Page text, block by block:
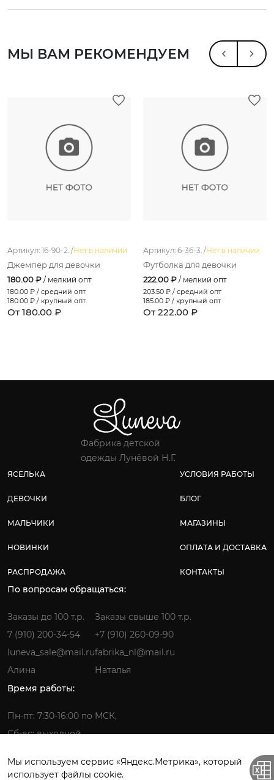
МЫ ВАМ РЕКОМЕНДУЕМ
Артикул: 16-90-2. /Нет в наличии
Джемпер для девочки
180.00 ₽ / мелкий опт
180.00 ₽ / средний опт
180.00 ₽ / крупный опт
От 180.00 ₽
Артикул: 6-36-3. /Нет в наличии
Футболка для девочки
222.00 ₽ / мелкий опт
203.50 ₽ / средний опт
185.00 ₽ / крупный опт
От 222.00 ₽
Фабрика детской
одежды Лунёвой Н.Г.
ЯСЕЛЬКА
ДЕВОЧКИ
МАЛЬЧИКИ
НОВИНКИ
РАСПРОДАЖА
УСЛОВИЯ РАБОТЫ
БЛОГ
МАГАЗИНЫ
ОПЛАТА И ДОСТАВКА
КОНТАКТЫ
По вопросам обращаться:
Заказы до 100 т.р.
7 (910) 200-34-54
luneva_sale@mail.ru
Алина
Заказы свыше 100 т.р.
+7 (910) 260-09-90
fabrika_nl@mail.ru
Наталья
Время работы:
Пн-пт: 7:30-16:00 по МСК,
Сб-вс: выходной
Мы используем сервис «Яндекс.Метрика», который
использует файлы cookie.